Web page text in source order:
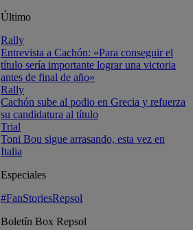
Último
Rally
Entrevista a Cachón: «Para conseguir el
título sería importante lograr una victoria
antes de final de año»
Rally
Cachón sube al podio en Grecia y refuerza
su candidatura al título
Trial
Toni Bou sigue arrasando, esta vez en
Italia
Especiales
#FanStoriesRepsol
Boletín Box Repsol